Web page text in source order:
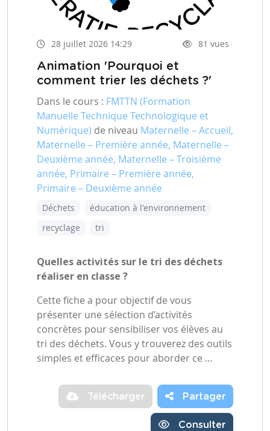
28 juillet 2026 14:29 81 vues
Animation 'Pourquoi et
comment trier les déchets ?'
Dans le cours : FMTTN (Formation
Manuelle Technique Technologique et
Numérique) de niveau Maternelle – Accueil,
Maternelle – Première année, Maternelle –
Deuxième année, Maternelle – Troisième
année, Primaire – Première année,
Primaire – Deuxième année
Déchets
éducation à l'environnement
recyclage
tri
Quelles activités sur le tri des déchets
réaliser en classe ?
Cette fiche a pour objectif de vous
présenter une sélection d’activités
concrètes pour sensibiliser vos élèves au
tri des déchets. Vous y trouverez des outils
simples et efficaces pour aborder ce …
Télécharger Partager
Consulter